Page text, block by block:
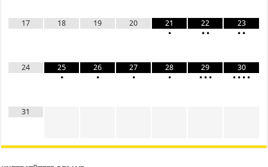
17 18 19 20
21
•
22
• •
23
• •
24
25
•
26
•
27
•
28
•
29
• • •
30
• • • •
31